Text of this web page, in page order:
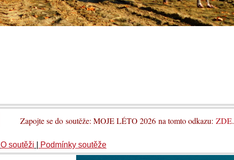
Zapojte se do soutěže: MOJE LÉTO 2026 na tomto odkazu: ZDE.
O soutěži Podmínky soutěže